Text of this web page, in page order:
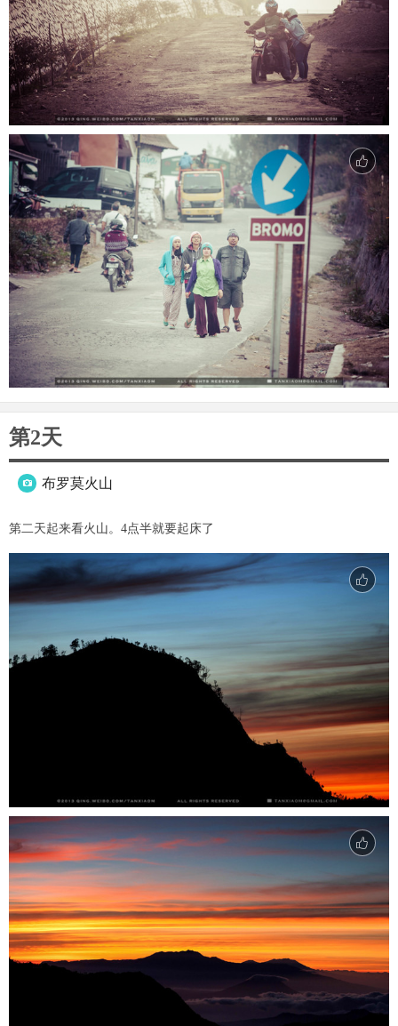
第2天
 布罗莫火山
第二天起来看火山。4点半就要起床了